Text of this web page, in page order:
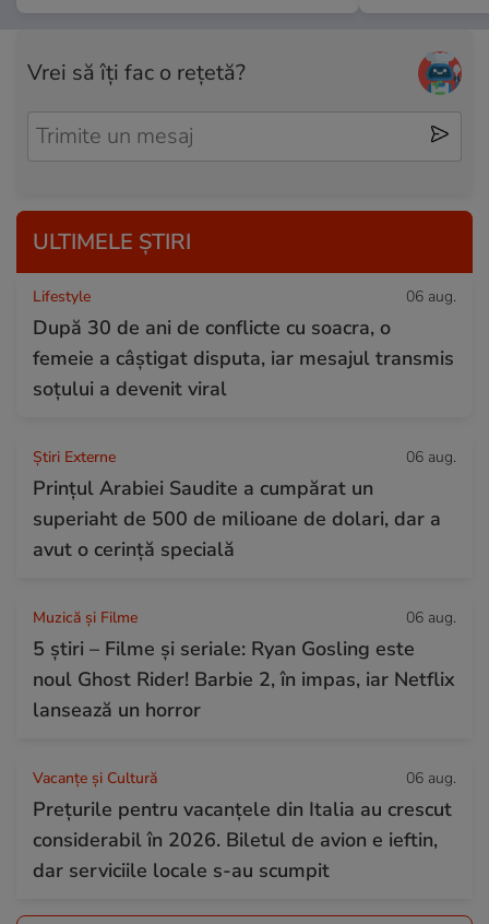
Vrei să îți fac o rețetă?
ULTIMELE ȘTIRI
Lifestyle 06 aug.
După 30 de ani de conflicte cu soacra, o
femeie a câștigat disputa, iar mesajul transmis
soțului a devenit viral
Știri Externe 06 aug.
Prințul Arabiei Saudite a cumpărat un
superiaht de 500 de milioane de dolari, dar a
avut o cerință specială
Muzică și Filme 06 aug.
5 știri – Filme și seriale: Ryan Gosling este
noul Ghost Rider! Barbie 2, în impas, iar Netflix
lansează un horror
Vacanțe și Cultură 06 aug.
Prețurile pentru vacanțele din Italia au crescut
considerabil în 2026. Biletul de avion e ieftin,
dar serviciile locale s-au scumpit